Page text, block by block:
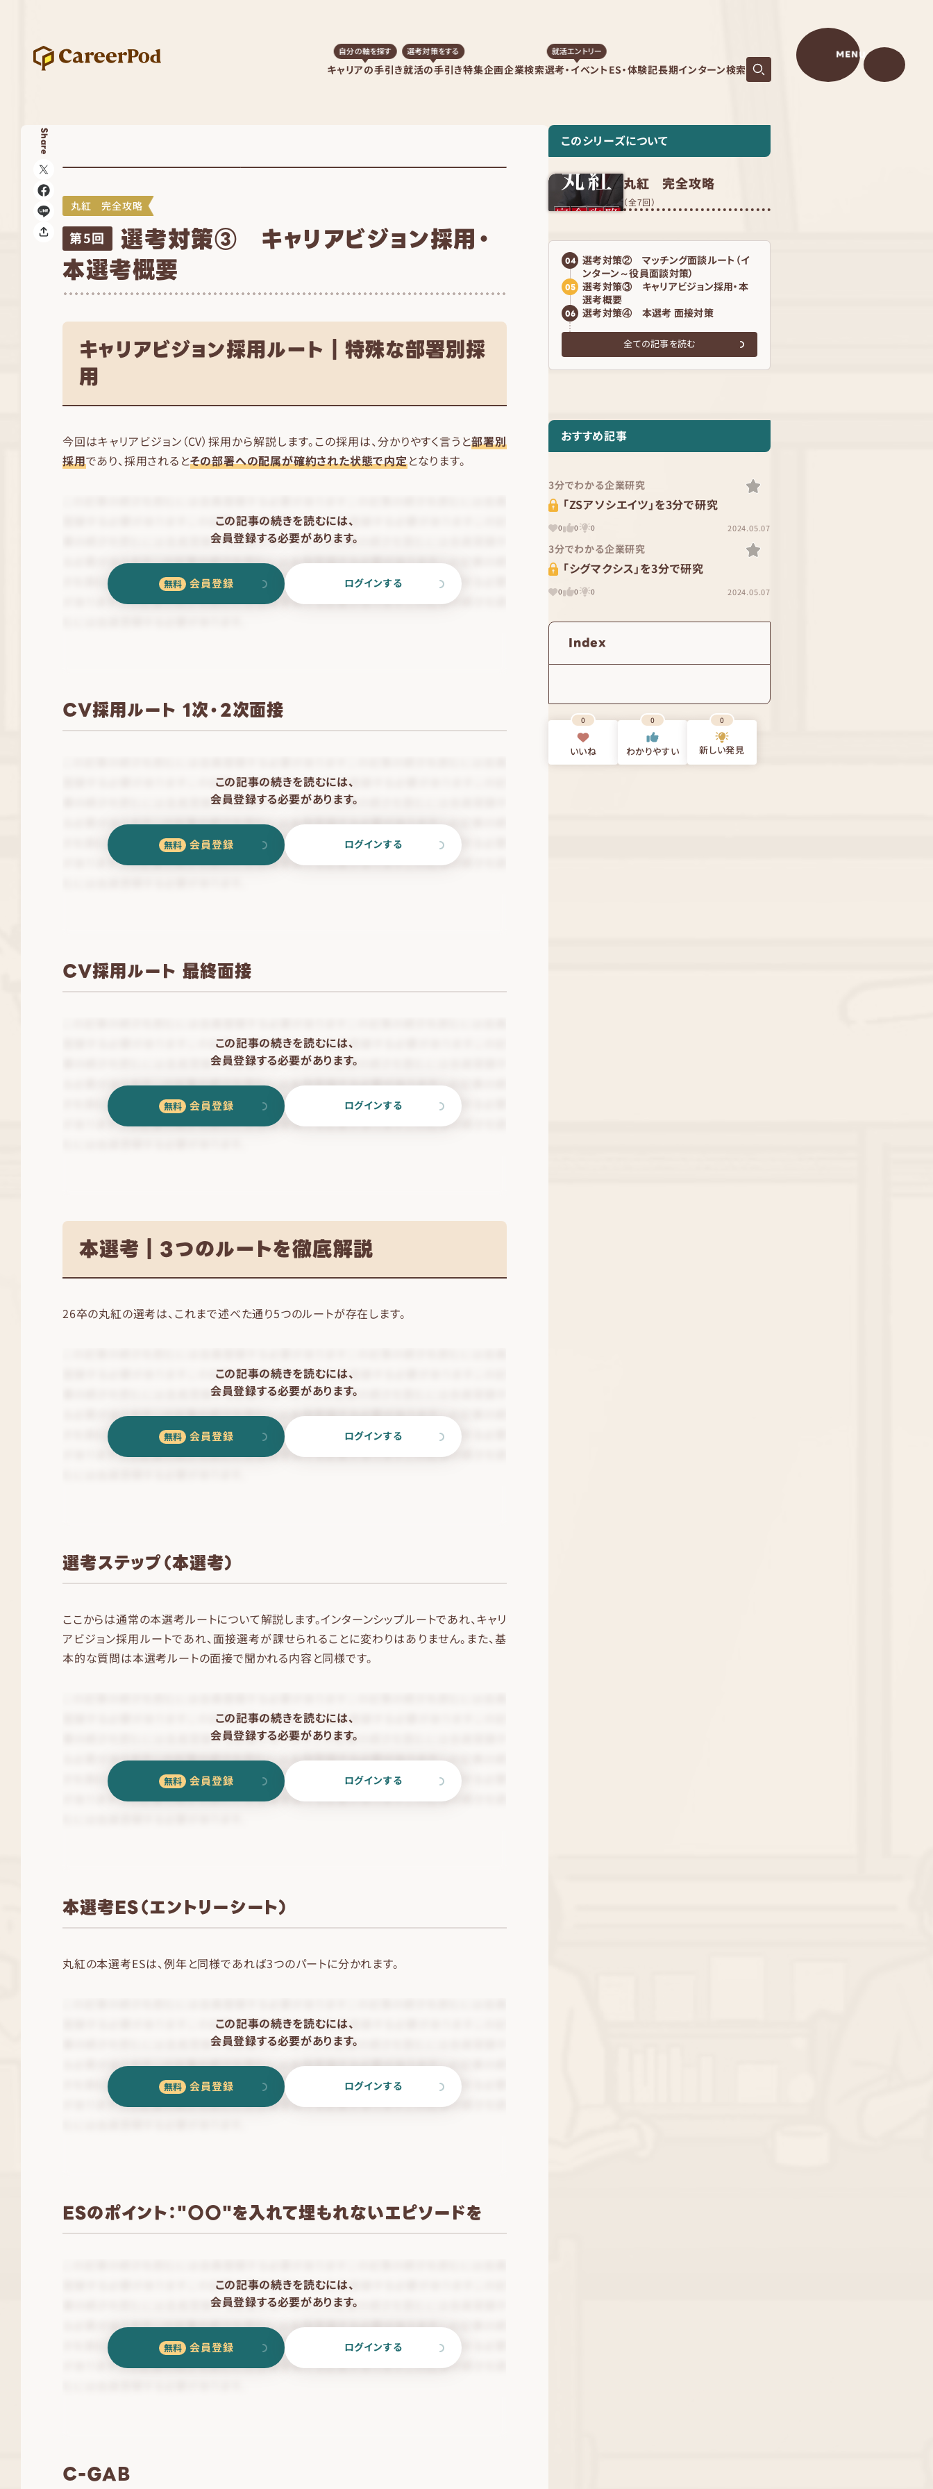
キャリアの手引き
自分の軸を探す
就活の手引き
選考対策をする
特集企画企業検索選考・イベント
就活エントリー
ES・体験記長期インターン検索
MENU
Share
丸紅 完全攻略
第5回 選考対策③ キャリアビジョン採用・
本選考概要
キャリアビジョン採用ルート｜特殊な部署別採
用
今回はキャリアビジョン（CV）採用から解説します。この採用は、分かりやすく言うと部署別
採用であり、採用されるとその部署への配属が確約された状態で内定となります。
この記事の続きを読むには、
会員登録する必要があります。
会員登録 ログインする
CV採用ルート 1次・2次面接
この記事の続きを読むには、
会員登録する必要があります。
会員登録 ログインする
CV採用ルート 最終面接
この記事の続きを読むには、
会員登録する必要があります。
会員登録 ログインする
本選考｜3つのルートを徹底解説
26卒の丸紅の選考は、これまで述べた通り5つのルートが存在します。
この記事の続きを読むには、
会員登録する必要があります。
会員登録 ログインする
選考ステップ（本選考）
ここからは通常の本選考ルートについて解説します。インターンシップルートであれ、キャリ
アビジョン採用ルートであれ、面接選考が課せられることに変わりはありません。また、基
本的な質問は本選考ルートの面接で聞かれる内容と同様です。
この記事の続きを読むには、
会員登録する必要があります。
会員登録 ログインする
本選考ES（エントリーシート）
丸紅の本選考ESは、例年と同様であれば3つのパートに分かれます。
この記事の続きを読むには、
会員登録する必要があります。
会員登録 ログインする
ESのポイント："〇〇"を入れて埋もれないエピソードを
この記事の続きを読むには、
会員登録する必要があります。
会員登録 ログインする
C-GAB
このシリーズについて
丸紅 完全攻略
（全7回）
04
選考対策② マッチング面談ルート（イ
ンターン～役員面談対策）
05
選考対策③ キャリアビジョン採用・本
選考概要
06 選考対策④ 本選考 面接対策
全ての記事を読む
おすすめ記事
3分でわかる企業研究
「ZSアソシエイツ」を3分で研究
0 0 0 2024.05.07
3分でわかる企業研究
「シグマクシス」を3分で研究
0 0 0 2024.05.07
Index
0
いいね
0
わかりやすい
0
新しい発見